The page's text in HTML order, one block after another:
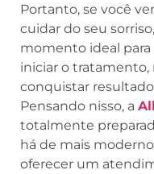
Portanto, se você
cuidar do seu
momento ideal
iniciar o tratamento,
conquistar
Pensando nisso, a
totalmente
há de mais
oferecer um